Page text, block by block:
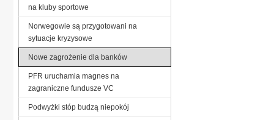
na kluby sportowe
Norwegowie są przygotowani na
sytuacje kryzysowe
Nowe zagrożenie dla banków
PFR uruchamia magnes na
zagraniczne fundusze VC
Podwyżki stóp budzą niepokój